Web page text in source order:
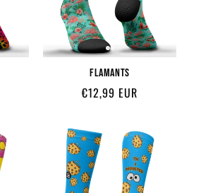
FLAMANTS
Prix
€12,99 EUR